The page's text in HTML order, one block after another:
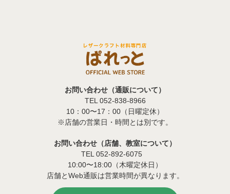
お問い合わせ（通販について）
TEL 052-838-8966
10：00〜17：00（日曜定休）
※店舗の営業日・時間とは別です。
お問い合わせ（店舗、教室について）
TEL 052-892-6075
10:00〜18:00（木曜定休日）
店舗とWeb通販は営業時間が異なります。